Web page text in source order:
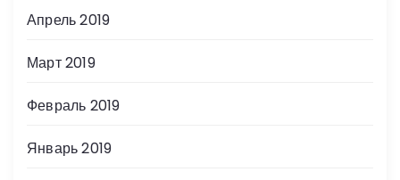
Апрель 2019
Март 2019
Февраль 2019
Январь 2019